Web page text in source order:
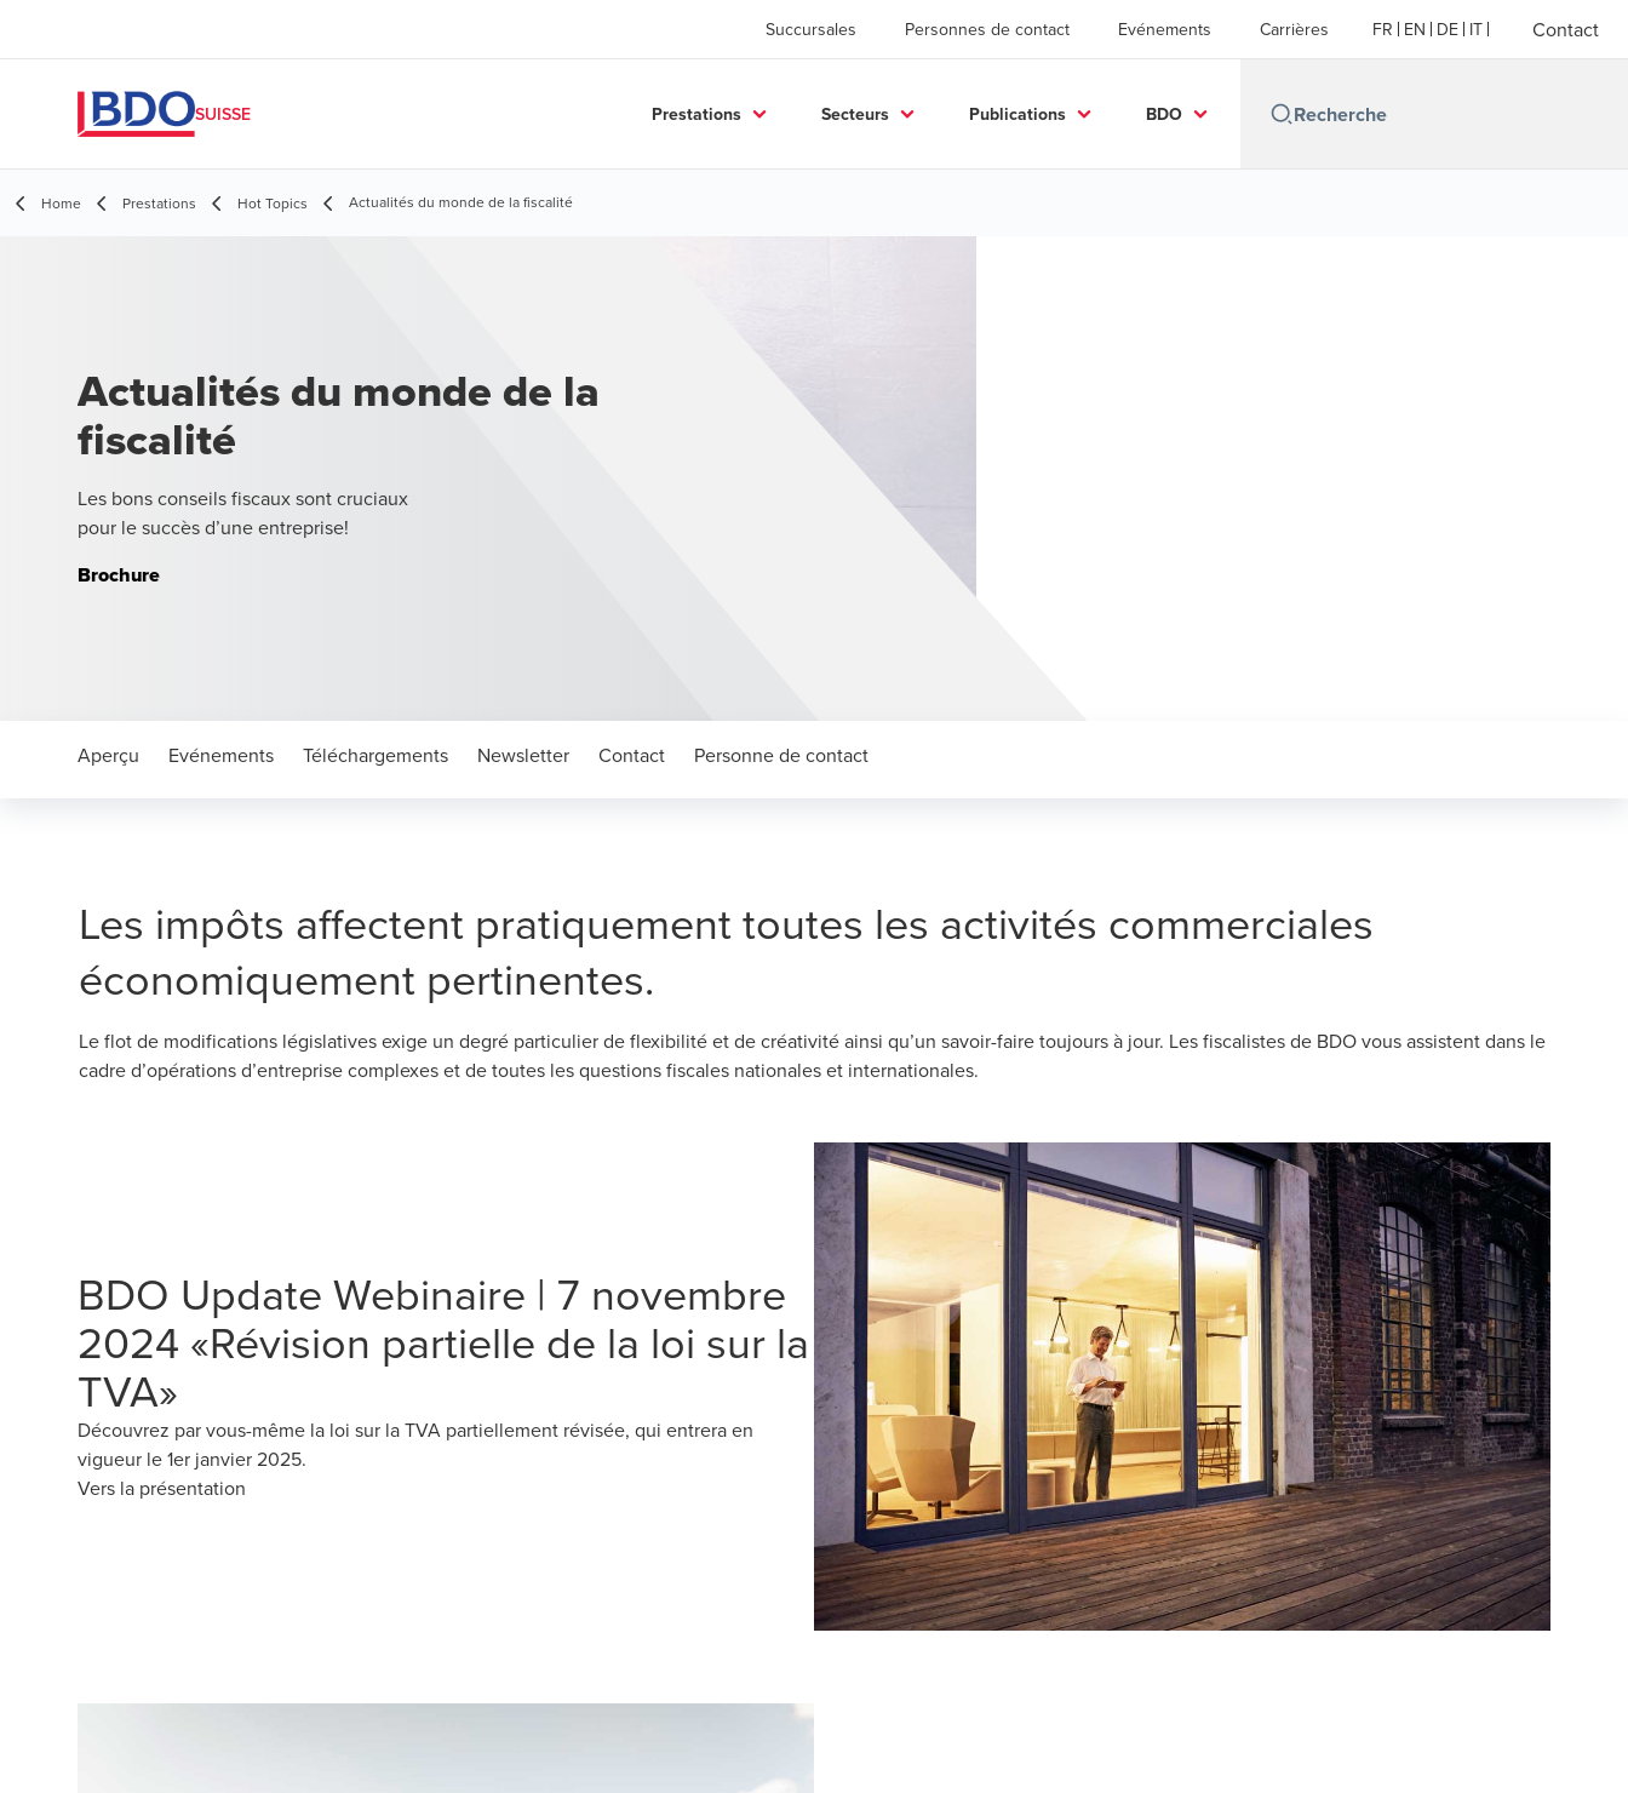
Succursales Personnes de contact Evénements Carrières FR EN DE IT Contact
SUISSE Prestations Secteurs Publications BDO
Home Prestations Hot Topics Actualités du monde de la fiscalité
Actualités du monde de la
fiscalité
Les bons conseils fiscaux sont cruciaux
pour le succès d’une entreprise!
Brochure
Aperçu Evénements Téléchargements Newsletter Contact Personne de contact
Les impôts affectent pratiquement toutes les activités commerciales
économiquement pertinentes.
Le flot de modifications législatives exige un degré particulier de flexibilité et de créativité ainsi qu’un savoir-faire toujours à jour. Les fiscalistes de BDO vous assistent dans le
cadre d’opérations d’entreprise complexes et de toutes les questions fiscales nationales et internationales.
BDO Update Webinaire | 7 novembre
2024 «Révision partielle de la loi sur la
TVA»
Découvrez par vous-même la loi sur la TVA partiellement révisée, qui entrera en
vigueur le 1er janvier 2025.
Vers la présentation